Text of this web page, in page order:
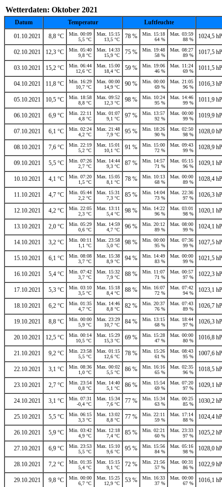
Wetterdaten: Oktober 2021
Datum Temperatur
Luftfeuchte
01.10.2021
8,8 °C
Min. 00:09
5,5 °C
Max. 15:15
13,5 °C
78 %
Min. 15:18
64 %
Max. 03:59
88 %
1024,5
02.10.2021 12,3 °C
Min. 05:40
9,8 °C
Max. 14:33
15,9 °C
75 %
Min. 19:48
58 %
Max. 08:27
89 %
1017,5
03.10.2021 15,2 °C
Min. 06:44
12,6 °C
Max. 15:00
18,4 °C
59 %
Min. 19:06
46 %
Max. 11:24
69 %
1011,5
04.10.2021 11,8 °C
Min. 16:29
10,7 °C
Max. 00:00
14,9 °C
90 %
Min. 00:00
69 %
Max. 21:05
96 %
1016,3
05.10.2021 10,5 °C
Min. 18:58
8,8 °C
Max. 09:52
12,3 °C
98 %
Min. 10:24
95 %
Max. 14:46
99 %
1011,9
06.10.2021 6,9 °C
Min. 22:11
4,8 °C
Max. 01:07
9,1 °C
97 %
Min. 13:57
92 %
Max. 00:00
99 %
1019,9
07.10.2021 6,1 °C
Min. 02:24
4,2 °C
Max. 21:48
7,9 °C
95 %
Min. 18:26
90 %
Max. 02:50
98 %
1028,0
08.10.2021 7,6 °C
Min. 22:19
5,2 °C
Max. 15:01
10,1 °C
91 %
Min. 15:00
72 %
Max. 09:43
99 %
1028,9
09.10.2021 5,5 °C
Min. 07:26
2,7 °C
Max. 14:44
9,3 °C
87 %
Min. 14:57
71 %
Max. 05:15
96 %
1029,1
10.10.2021 4,1 °C
Min. 07:20
1,5 °C
Max. 15:05
8,1 °C
78 %
Min. 10:13
68 %
Max. 00:00
89 %
1028,4
11.10.2021 4,7 °C
Min. 05:44
2,2 °C
Max. 15:31
7,3 °C
85 %
Min. 14:04
73 %
Max. 22:36
97 %
1026,3
12.10.2021 4,2 °C
Min. 22:05
2,3 °C
Max. 13:11
5,4 °C
98 %
Min. 14:22
96 %
Max. 03:01
98 %
1020,1
13.10.2021 2,0 °C
Min. 05:29
0,6 °C
Max. 14:59
4,7 °C
96 %
Min. 20:12
89 %
Max. 08:00
99 %
1024,1
14.10.2021 3,2 °C
Min. 00:11
1,1 °C
Max. 23:58
5,0 °C
98 %
Min. 00:00
95 %
Max. 07:36
99 %
1027,5
15.10.2021 6,1 °C
Min. 08:08
3,7 °C
Max. 15:38
8,9 °C
94 %
Min. 14:49
83 %
Max. 00:00
99 %
1021,5
16.10.2021 5,4 °C
Min. 07:42
3,7 °C
Max. 15:32
7,9 °C
88 %
Min. 11:07
71 %
Max. 00:57
97 %
1022,3
17.10.2021 5,3 °C
Min. 03:10
3,5 °C
Max. 15:18
8,4 °C
88 %
Min. 16:07
72 %
Max. 07:42
94 %
1023,1
18.10.2021 6,2 °C
Min. 01:35
4,7 °C
Max. 14:46
8,8 °C
82 %
Min. 20:37
76 %
Max. 07:43
89 %
1026,7
19.10.2021 8,8 °C
Min. 00:00
5,9 °C
Max. 23:29
10,7 °C
84 %
Min. 13:15
68 %
Max. 18:44
97 %
1026,3
20.10.2021 12,5 °C
Min. 00:14
10,5 °C
Max. 15:29
15,3 °C
69 %
Min. 15:28
47 %
Max. 00:00
80 %
1016,8
21.10.2021 9,2 °C
Min. 23:58
5,5 °C
Max. 01:15
12,6 °C
78 %
Min. 15:26
61 %
Max. 08:43
95 %
1007,6
22.10.2021 3,1 °C
Min. 08:36
1,0 °C
Max. 00:02
5,5 °C
86 %
Min. 16:16
65 %
Max. 02:35
96 %
1018,5
23.10.2021 2,7 °C
Min. 23:54
0,8 °C
Max. 14:40
5,1 °C
86 %
Min. 15:54
69 %
Max. 07:20
97 %
1029,1
24.10.2021 3,1 °C
Min. 07:31
-0,4 °C
Max. 15:34
7,6 °C
77 %
Min. 15:34
63 %
Max. 00:25
85 %
1030,2
25.10.2021 5,5 °C
Min. 06:15
3,3 °C
Max. 13:02
8,8 °C
77 %
Min. 22:11
59 %
Max. 17:14
88 %
1024,4
26.10.2021 5,9 °C
Min. 03:42
4,9 °C
Max. 12:18
7,4 °C
85 %
Min. 02:21
60 %
Max. 23:33
97 %
1025,2
27.10.2021 6,9 °C
Min. 23:53
5,5 °C
Max. 15:10
9,6 °C
95 %
Min. 15:56
84 %
Max. 05:16
98 %
1028,0
28.10.2021 7,2 °C
Min. 01:35
5,4 °C
Max. 15:15
9,1 °C
72 %
Min. 21:56
57 %
Max. 00:31
86 %
1022,9
29.10.2021 9,8 °C
Min. 00:00
6,7 °C
Max. 15:25
12,9 °C
53 %
Min. 16:33
37 %
Max. 00:00
67 %
1016,1